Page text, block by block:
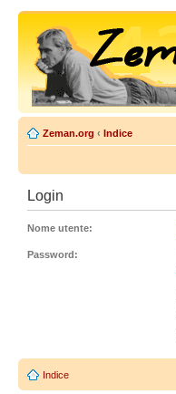
Zeman.org ‹ Indice
Login
Nome utente:
Password:
Indice